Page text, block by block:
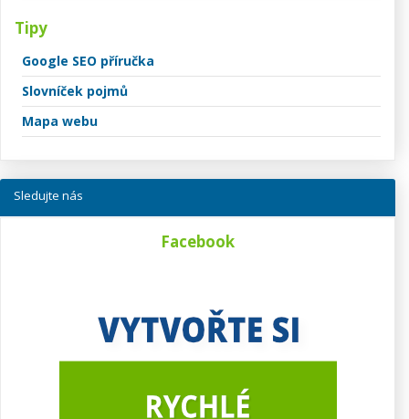
Tipy
Google SEO příručka
Slovníček pojmů
Mapa webu
Sledujte nás
Facebook